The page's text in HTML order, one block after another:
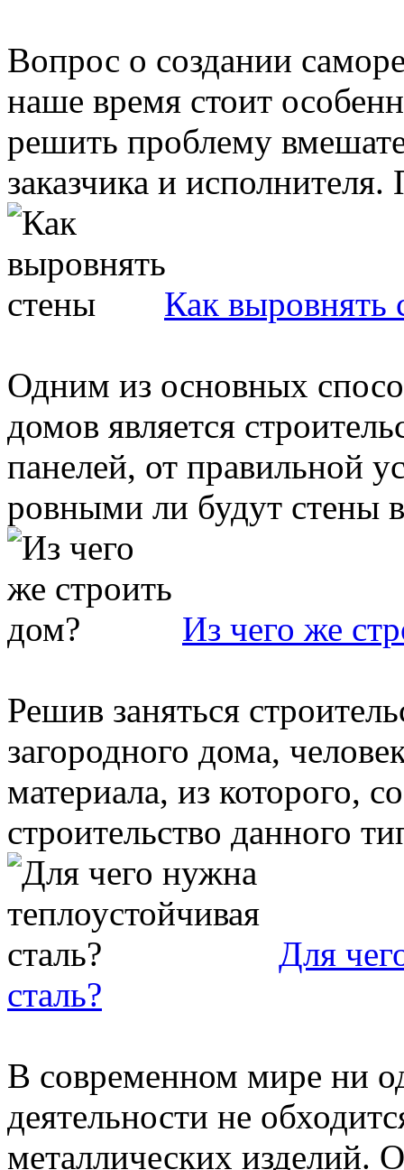
Вопрос о создании
наше время стоит
решить проблему
заказчика и исполнителя.
Как выровнять
Одним из основных
домов является
панелей, от правильной
ровными ли будут стены
Из чего же
Решив заняться
загородного дома,
материала, из которого,
строительство данного
Для
сталь?
В современном мире ни
деятельности не
металлических изделий.